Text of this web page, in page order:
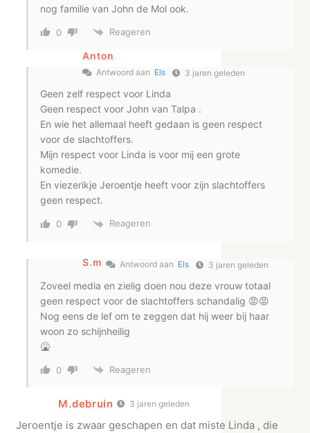
nog familie van John de Mol ook.
0 Reageren
Anton
Antwoord aan Els 3 jaren geleden
Geen zelf respect voor Linda
Geen respect voor John van Talpa .
En wie het allemaal heeft gedaan is geen respect
voor de slachtoffers.
Mijn respect voor Linda is voor mij een grote
komedie.
En viezerikje Jeroentje heeft voor zijn slachtoffers
geen respect.
0 Reageren
S.m Antwoord aan Els 3 jaren geleden
Zoveel media en zielig doen nou deze vrouw totaal
geen respect voor de slachtoffers schandalig 😡😡
Nog eens de lef om te zeggen dat hij weer bij haar
woon zo schijnheilig
🤮
0 Reageren
M.debruin 3 jaren geleden
Jeroentje is zwaar geschapen en dat miste Linda , die